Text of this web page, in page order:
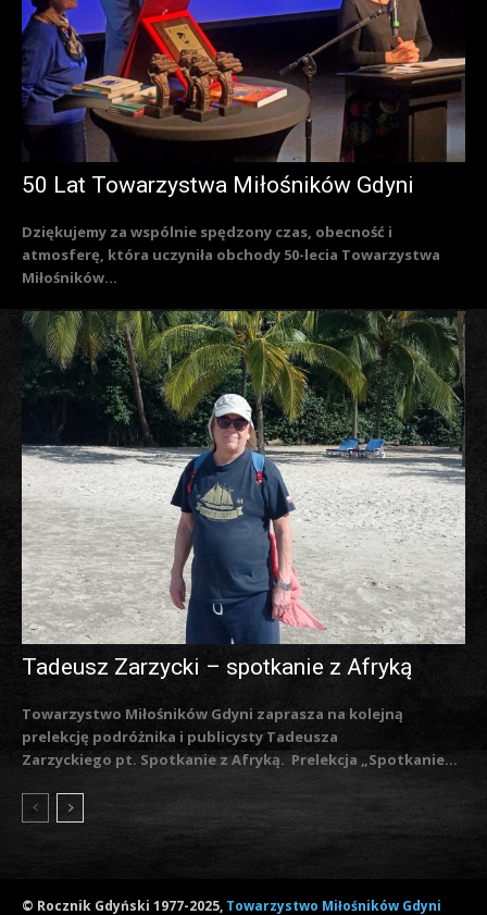
50 Lat Towarzystwa Miłośników Gdyni
Dziękujemy za wspólnie spędzony czas, obecność i
atmosferę, która uczyniła obchody 50-lecia Towarzystwa
Miłośników...
Tadeusz Zarzycki – spotkanie z Afryką
Towarzystwo Miłośników Gdyni zaprasza na kolejną
prelekcję podróżnika i publicysty Tadeusza
Zarzyckiego pt. Spotkanie z Afryką. Prelekcja „Spotkanie...
© Rocznik Gdyński 1977-2025, Towarzystwo Miłośników Gdyni